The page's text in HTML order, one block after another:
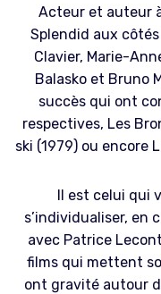
Acteur et auteur
Splendid aux
Clavier, Marie-
Balasko et Bruno
succès qui ont
respectives, Les
ski (1979) ou encore
Il est celui qui
s’individualiser,
avec Patrice
films qui mettent
ont gravité autour